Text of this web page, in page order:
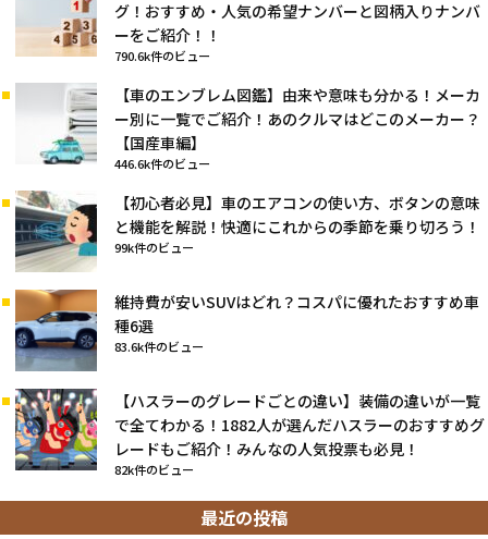
グ！おすすめ・人気の希望ナンバーと図柄入りナンバ
ーをご紹介！！
790.6k件のビュー
【車のエンブレム図鑑】由来や意味も分かる！メーカ
ー別に一覧でご紹介！あのクルマはどこのメーカー？
【国産車編】
446.6k件のビュー
【初心者必見】車のエアコンの使い方、ボタンの意味
と機能を解説！快適にこれからの季節を乗り切ろう！
99k件のビュー
維持費が安いSUVはどれ？コスパに優れたおすすめ車
種6選
83.6k件のビュー
【ハスラーのグレードごとの違い】装備の違いが一覧
で全てわかる！1882人が選んだハスラーのおすすめグ
レードもご紹介！みんなの人気投票も必見！
82k件のビュー
最近の投稿